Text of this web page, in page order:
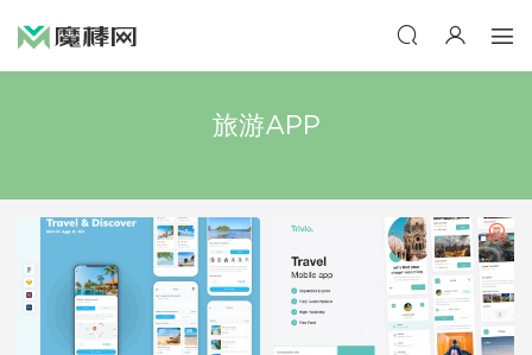
旅游APP